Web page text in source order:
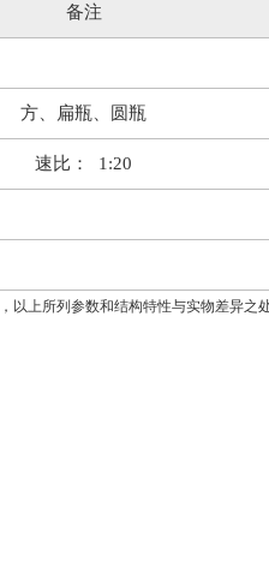
备注
方、扁瓶、圆瓶
速比： 1:20
以上所列参数和结构特性与实物差异之